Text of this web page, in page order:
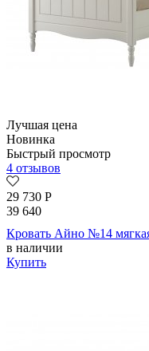
Лучшая цена
Новинка
Быстрый просмотр
4 отзывов
29 730 Р
39 640
Кровать Айно №14
в наличии
Купить